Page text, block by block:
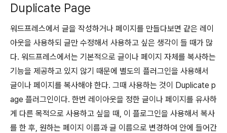
Duplicate Page
워드프레스에서 글을 작성하거나 페이지를 만들다보면 같은 레이
아웃을 사용하되 글만 수정해서 사용하고 싶은 생각이 들 때가 많
다. 워드프레스에서는 기본적으로 글이나 페이지 자체를 복사하는
기능을 제공하고 있지 않기 때문에 별도의 플러그인을 사용해서
글이나 페이지를 복사해야 한다. 그때 사용하는 것이 Duplicate p
age 플러그인이다. 한번 레이아웃을 정한 글이나 페이지를 유사하
게 다른 목적으로 사용하고 싶을 때, 이 플로그인을 사용해서 복사
를 한 후, 원하는 페이지 이름과 글 이름으로 변경하여 안에 들어간